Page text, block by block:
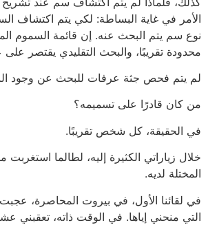
الأمر في غاية البساطة: لكي يتم اكتشاف
نوع سم يتم البحث عنه. إن قائمة السموم
محدودة تقريبًا، والبحث التقليدي يقتصر
لم يتم فحص جثة عرفات للبحث عن وجود
من كان قادرًا على تسميمه؟
في الحقيقة، كل شخص تقريبًا.
خلال زياراتي الكثيرة إليه، لطالما استغربت
المختلة لديه.
في لقائنا الأول، في بيروت المحاصرة، عجبت
التي منحني إياها. في الوقت ذاته، تعقبني